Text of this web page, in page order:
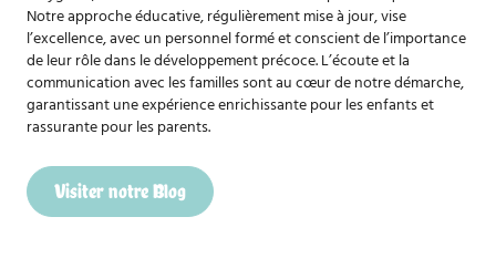
Notre approche éducative, régulièrement mise à jour, vise
l’excellence, avec un personnel formé et conscient de l’importance
de leur rôle dans le développement précoce. L’écoute et la
communication avec les familles sont au cœur de notre démarche,
garantissant une expérience enrichissante pour les enfants et
rassurante pour les parents.
Visiter notre Blog